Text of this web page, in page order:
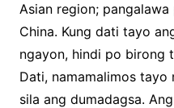
Asian region;
China. Kung dati tayo
ngayon, hindi po birong
Dati, namamalimos tayo
sila ang dumadagsa.